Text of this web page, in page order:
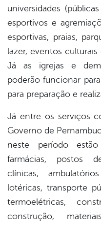
universidades
esportivos e
esportivas, praias,
lazer, eventos
Já as igrejas e
poderão funcionar
para preparação e
Já entre os serviços
Governo de
neste período estão
farmácias, postos
clínicas,
lotéricas, transporte
termoelétricas,
construção,